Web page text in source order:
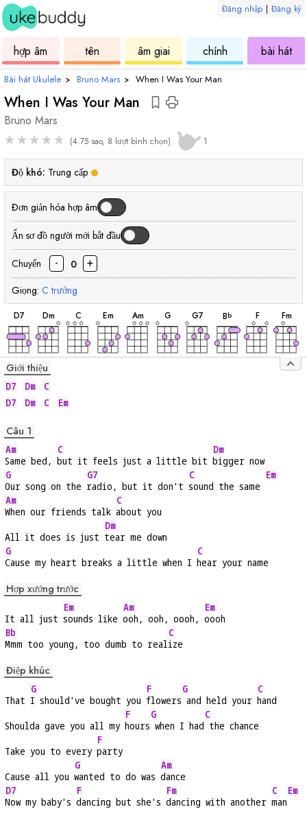
Đăng nhập | Đăng ký
hợp âm
ukulele
tên
hợp
âm giai
ukulele
chỉnh
ukulele
bài hát
Bài hát Ukulele › Bruno Mars › When I Was Your Man
When I Was Your Man
Bruno Mars
★★★★★ (4.75 sao, 8 lượt bình chọn) 1
Độ khó: Trung cấp
Đơn giản hóa hợp âm
Ẩn sơ đồ người mới bắt đầu
Chuyển - 0 +
Giọng: C trưởng
D7
hợp
Dm
hợp
C
hợp
Em
hợp
Am
hợp
G
hợp
G7
hợp
Bb
hợp
F
hợp
Fm
hợp
Giới thiệu
D7 Dm
C
D7
Dm C Em
Câu 1
Am
Same bed,
C
but it feels just a little bit
Dm
bigger now
G
Our song on the
G7
radio, but it don't
C
sound the same
Em
Am
When our friends talk
C
about you
All it does is just
Dm
tear me down
G
Cause my heart breaks a little when I
C
hear your name
Hợp xướng trước
It all just
Em
sounds like
Am
ooh, ooh, oooh,
Em
oooh
Bb
Mmm too young, too dumb to real
C
ize
Điệp khúc
That
G
I should've bought you
F
flowers
G
and held your
C
hand
Shoulda gave you all my
F
hours
G
when I had
C
the chance
Take you to every
F
party
Cause all you
G
wanted to do was
Am
dance
D7
Now my baby's
F
dancing but she's
Fm
dancing with another
C
man
Em